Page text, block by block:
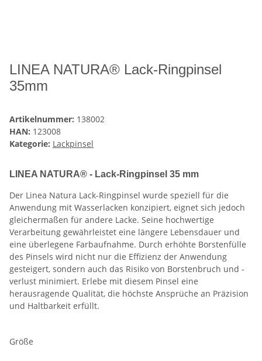
LINEA NATURA® Lack-Ringpinsel
35mm
Artikelnummer: 138002
HAN: 123008
Kategorie: Lackpinsel
LINEA NATURA® - Lack-Ringpinsel 35 mm
Der Linea Natura Lack-Ringpinsel wurde speziell für die
Anwendung mit Wasserlacken konzipiert, eignet sich jedoch
gleichermaßen für andere Lacke. Seine hochwertige
Verarbeitung gewährleistet eine längere Lebensdauer und
eine überlegene Farbaufnahme. Durch erhöhte Borstenfülle
des Pinsels wird nicht nur die Effizienz der Anwendung
gesteigert, sondern auch das Risiko von Borstenbruch und -
verlust minimiert. Erlebe mit diesem Pinsel eine
herausragende Qualität, die höchste Ansprüche an Präzision
und Haltbarkeit erfüllt.
Größe